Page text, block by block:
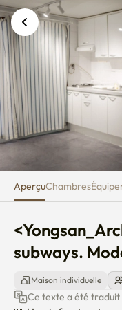
AperçuChambres
subways.
Maison individuelle
Ce texte a été